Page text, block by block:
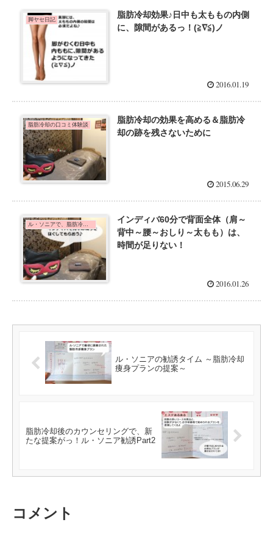
脚ヤセ日記
脂肪冷却効果♪日中も太ももの内側
に、隙間があるっ！(≧∇≦)ノ
2016.01.19
脂肪冷却の口コミ体験談
脂肪冷却の効果を高める＆脂肪冷
却の跡を残さないために
2015.06.29
インディバ60分で背面全体（肩～
背中～腰～おしり～太もも）は、
時間が足りない！
2016.01.26
ル・ソニアの勧誘タイム ～脂肪冷却
痩身プランの提案～
脂肪冷却後のカウンセリングで、新
たな提案がっ！ル・ソニア勧誘Part2
コメント